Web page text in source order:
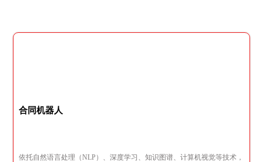
合同机器人
依托自然语言处理（NLP）、深度学习、知识图谱、计算机视觉等技术，